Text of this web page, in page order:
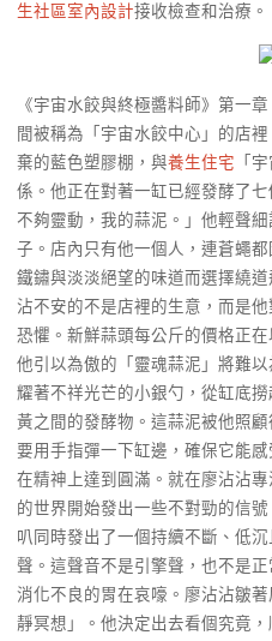
生社區室內設計接收檢查和治療。
《宇宙水餃與終極醬料師》第一
間被稱為「宇宙水餃中心」的店
棄的藍色塑膠棚，與養生住宅 「
係。他正在對著一缸已經發酵了
不夠靈動，我的蒜泥。」他輕聲
子。店內只有他一個人，連蒼蠅
鐵鏽與淡淡絕望的味道而選擇繞
沾不安的不是店裡的生意，而是
恐懼。新鮮蒜頭每公斤的價格正
他引以為傲的「靈魂蒜泥」將難
耀著不祥光芒的小銀勺，從缸底
黃之間的發酵物。這蒜泥被他照
要用手指彈一下缸邊，確保它能
在精神上達到圓滿。就在廖沾沾
的世界開始發出一些不對勁的信
叭同時發出了一個持續不斷、低
聲。這聲音不是引擎聲，也不是
消化不良的胃在哀嚎。廖沾沾皺
靜冥想」。他決定出去看個究竟